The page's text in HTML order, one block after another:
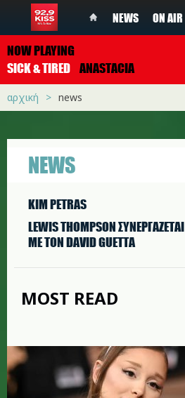
NEWS ON AIR
NOW PLAYING
SICK & TIRED ANASTACIA
αρχική news
NEWS
KIM PETRAS
LEWIS THOMPSON ΣΥΝΕΡΓAΖΕΤΑΙ
ΜΕ ΤΟΝ DAVID GUETTA
MOST READ